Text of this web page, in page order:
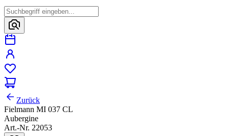
Zurück
Fielmann MI 037 CL
Aubergine
Art.-Nr. 22053